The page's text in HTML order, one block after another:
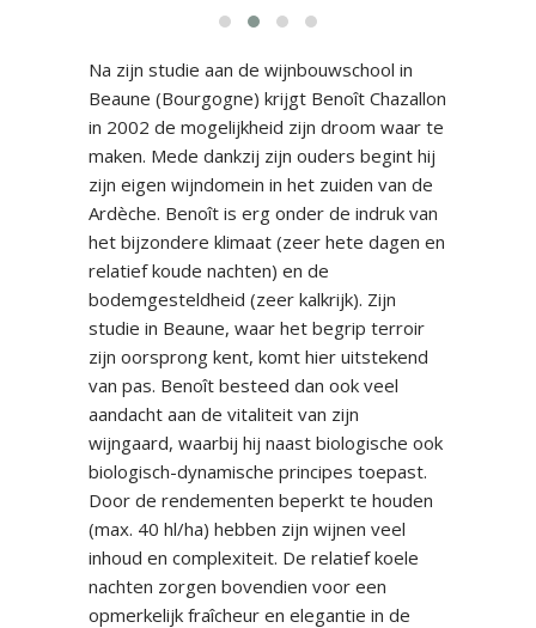
Na zijn studie aan de wijnbouwschool in
Beaune (Bourgogne) krijgt Benoît Chazallon
in 2002 de mogelijkheid zijn droom waar te
maken. Mede dankzij zijn ouders begint hij
zijn eigen wijndomein in het zuiden van de
Ardèche. Benoît is erg onder de indruk van
het bijzondere klimaat (zeer hete dagen en
relatief koude nachten) en de
bodemgesteldheid (zeer kalkrijk). Zijn
studie in Beaune, waar het begrip terroir
zijn oorsprong kent, komt hier uitstekend
van pas. Benoît besteed dan ook veel
aandacht aan de vitaliteit van zijn
wijngaard, waarbij hij naast biologische ook
biologisch-dynamische principes toepast.
Door de rendementen beperkt te houden
(max. 40 hl/ha) hebben zijn wijnen veel
inhoud en complexiteit. De relatief koele
nachten zorgen bovendien voor een
opmerkelijk fraîcheur en elegantie in de